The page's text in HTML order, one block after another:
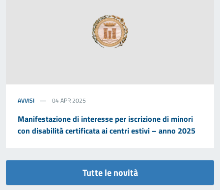
AVVISI 04 APR 2025
Manifestazione di interesse per iscrizione di minori
con disabilità certificata ai centri estivi – anno 2025
Tutte le novità